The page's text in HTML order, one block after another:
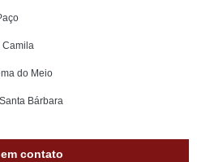
Camila
do Meio
Bárbara
contato